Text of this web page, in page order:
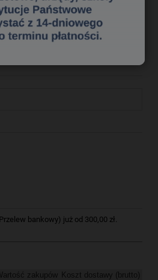
dodaj do przechowalni
zapytaj o produkt
bankowy) już od 300,00 zł.
zakupów Koszt dostawy (brutto)